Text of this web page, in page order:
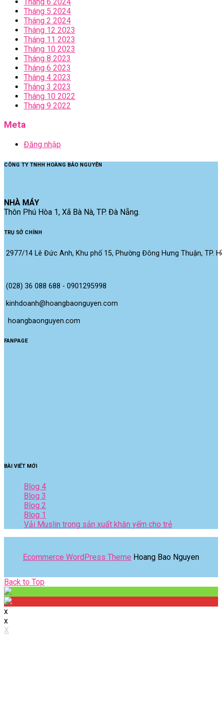
Tháng 5 2024
Tháng 2 2024
Tháng 12 2023
Tháng 11 2023
Tháng 10 2023
Tháng 8 2023
Tháng 6 2023
Tháng 4 2023
Tháng 3 2023
Tháng 10 2022
Tháng 9 2022
Meta
Đăng nhập
CÔNG TY TNHH HOÀNG BẢO NGUYÊN
NHÀ MÁY
Thôn Phú Hòa 1, Xã Bà Nà, TP. Đà Nẵng.
TRỤ SỞ CHÍNH
2977/14 Lê Đức Anh, Khu phố 15, Phường Đông Hưng Thuận, TP.
(028) 36 088 688 - 0901295998
kinhdoanh@hoangbaonguyen.com
hoangbaonguyen.com
FANPAGE
BÀI VIẾT MỚI
Blog 4
Blog 3
Blog 2
Blog 1
Vải Muslin trong sản xuất khăn yếm cho trẻ
Ecommerce WordPress Theme Hoang Bao Nguyen
Back to Top
x
x
X